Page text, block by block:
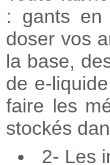
: gants en
doser vos
la base,
de e-
faire les
stockés
2- Les